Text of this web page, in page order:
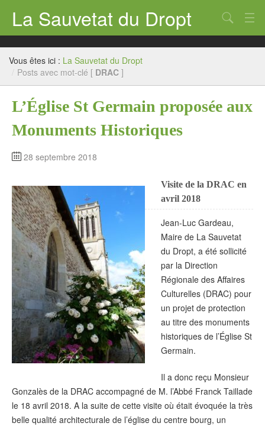
La Sauvetat du Dropt
Accueil
Mairie
Le village
Agenda 2026
Contact
Chercher
Vous êtes ici : La Sauvetat du Dropt
/ Posts avec mot-clé [ DRAC ]
L’Église St Germain proposée aux
Monuments Historiques
28 septembre 2018
Visite de la DRAC en
avril 2018
Jean-Luc Gardeau,
Maire de La Sauvetat
du Dropt, a été sollicité
par la Direction
Régionale des Affaires
Culturelles (DRAC) pour
un projet de protection
au titre des monuments
historiques de l’Église St
Germain.
Il a donc reçu Monsieur
Gonzalès de la DRAC accompagné de M. l’Abbé Franck Taillade
le 18 avril 2018. A la suite de cette visite où était évoquée la très
belle qualité architecturale de l’église du centre bourg, un